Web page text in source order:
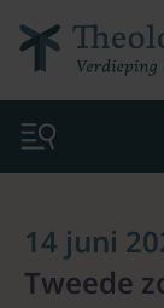
14 juni
Tweede